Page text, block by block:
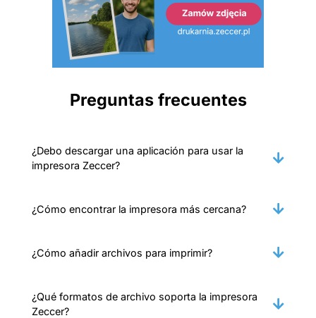
Preguntas frecuentes
¿Debo descargar una aplicación para usar la
impresora Zeccer?
¿Cómo encontrar la impresora más cercana?
¿Cómo añadir archivos para imprimir?
¿Qué formatos de archivo soporta la impresora
Zeccer?